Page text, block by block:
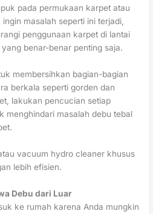
pada permukaan karpet atau
masalah seperti ini terjadi,
penggunaan karpet di lantai
benar-benar penting saja.
membersihkan bagian-bagian
berkala seperti gorden dan
lakukan pencucian setiap
menghindari masalah debu tebal
vacuum hydro cleaner khusus
lebih efisien.
Debu dari Luar
ke rumah karena Anda mungkin